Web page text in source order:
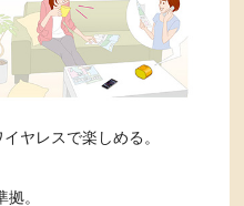
ヤレスで楽しめる。
。